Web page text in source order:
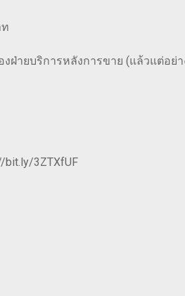
ฝ่ายบริการหลังการขาย (แล้วแต่อย่
3ZTXfUF